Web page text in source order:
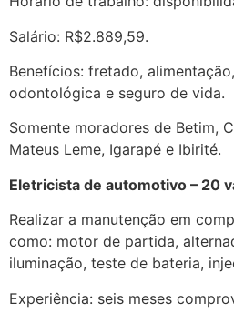
Salário: R$2.889,59.
Benefícios: fretado,
odontológica e seguro de vida.
Somente moradores de Betim,
Mateus Leme, Igarapé e Ibirité.
Eletricista de automotivo – 20
Realizar a manutenção em
como: motor de partida,
iluminação, teste de bateria,
Experiência: seis meses